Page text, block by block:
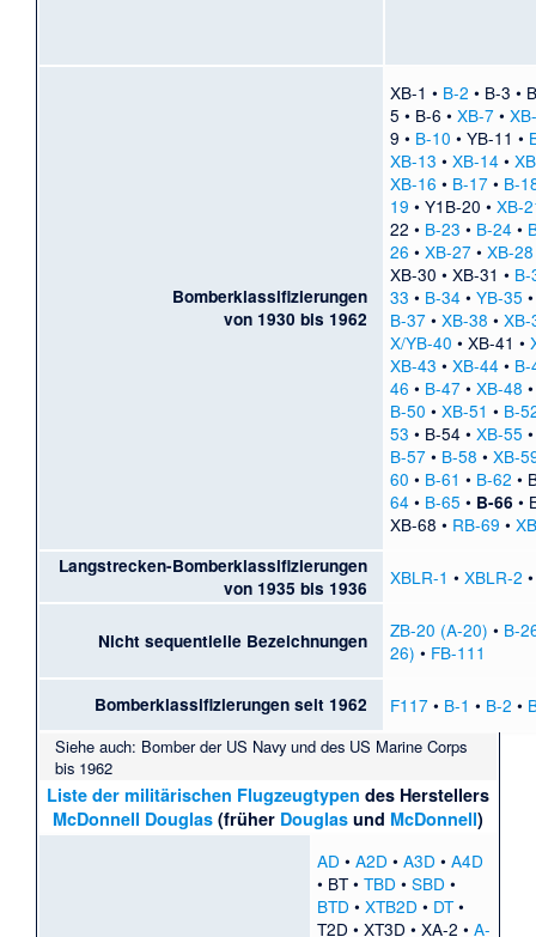
Bomberklassifizierungen
von 1930 bis 1962
XB-1 • B-2 • B-3 •
5 • B-6 • XB-7•
9 • B-10 • YB-11 •
XB-13 • XB-14•
XB-16 • B-17• B-
19 • Y1B-20 • XB-
22 • B-23 • B-24•
26 • XB-27• XB-28
XB-30 • XB-31 • B-
33 • B-34• YB-35
B-37• XB-38 • XB-
X/YB-40 • XB-41 •
XB-43 • XB-44• B-
46 • B-47• XB-48
B-50 • XB-51 • B-
53 • B-54• XB-55
B-57• B-58 • XB-
60 • B-61 • B-62 •
64• B-65 • B-66 •
XB-68 • RB-69 •
Langstrecken-Bomberklassifizierungen
von 1935 bis 1936
XBLR-1 • XBLR-2
Nicht sequentielle Bezeichnungen ZB-20 (A-20) • B-
26) • FB-111
Bomberklassifizierungen seit 1962 F117• B-1 • B-2 •
Siehe auch: Bomber der US Navy und des US Marine Corps
bis 1962
Liste der militärischen Flugzeugtypen des Herstellers
McDonnell Douglas (früher Douglas und McDonnell)
AD • A2D • A3D • A4D
• BT• TBD • SBD •
BTD • XTB2D • DT•
T2D • XT3D • XA-2 • A-